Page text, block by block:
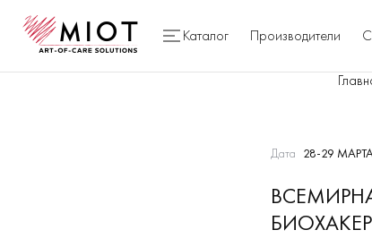
Каталог Производители
Дата 28-29